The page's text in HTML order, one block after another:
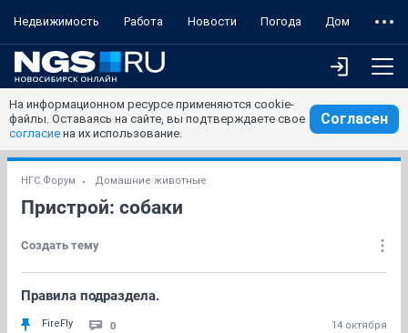
Недвижимость Работа Новости Погода Дом
На информационном ресурсе применяются cookie-
файлы. Оставаясь на сайте, вы подтверждаете свое
согласие на их использование.
Согласен
НГС.Форум Домашние животные
Пристрой: собаки
Создать тему
Правила подраздела.
FireFly 0 14 октября